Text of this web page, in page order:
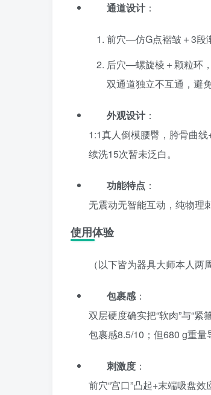
通道设计：
前穴—仿G点褶皱＋3段
后穴—螺旋棱＋颗粒环
双通道独立不互通，避
外观设计：
1:1真人倒模腰臀，胯骨曲
续洗15次暂未泛白。
功能特点 ：
无震动无智能互动，纯物理
使用体验
（以下皆为器具大师本人两
包裹感 ：
双层硬度确实把“软肉”与“
包裹感8.5/10；但680 g重量
刺激度 ：
前穴“宫口”凸起+末端吸盘